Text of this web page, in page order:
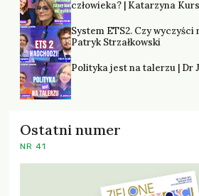
człowieka? | Katarzyna
System ETS2. Czy wyczyści
Patryk Strzałkowski
Polityka jest na talerzu | Dr
Ostatni numer
NR 41